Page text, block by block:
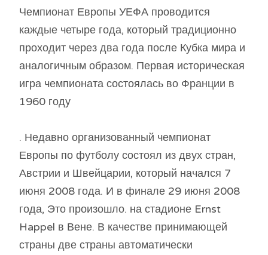
Чемпионат Европы УЕФА проводится
каждые четыре года, который традиционно
проходит через два года после Кубка мира и
аналогичным образом. Первая историческая
игра чемпионата состоялась во Франции в
1960 году
. Недавно организованный чемпионат
Европы по футболу состоял из двух стран,
Австрии и Швейцарии, который начался 7
июня 2008 года. И в финале 29 июня 2008
года, Это произошло. на стадионе Ernst
Happel в Вене. В качестве принимающей
страны две страны автоматически